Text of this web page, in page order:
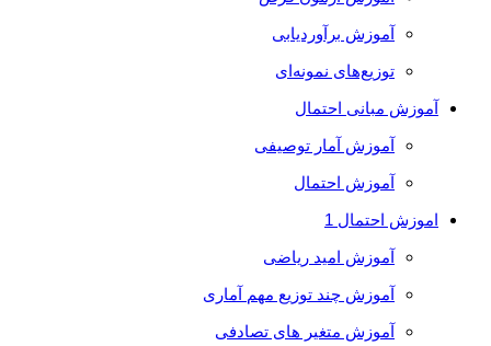
آموزش برآوردیابی
توزیع‌های نمونه‌ای
آموزش مبانی احتمال
آموزش آمار توصیفی
آموزش احتمال
اموزش احتمال 1
آموزش امید ریاضی
آموزش چند توزیع مهم آماری
آموزش متغیر های تصادفی